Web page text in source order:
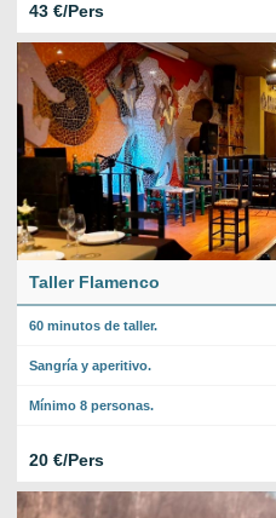
43 €/Pers
Taller Flamenco
60 minutos de taller.
Sangría y aperitivo.
Mínimo 8 personas.
20 €/Pers